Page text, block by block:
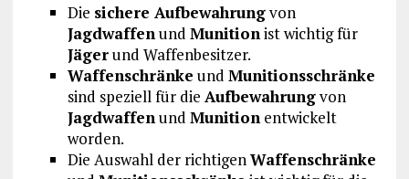
Die sichere Aufbewahrungvon
Jagdwaffenund Munitionist wichtig für
Jägerund Waffenbesitzer.
Waffenschränke und Munitionsschränke
sind speziell für die Aufbewahrungvon
Jagdwaffenund Munitionentwickelt
worden.
Die Auswahl der richtigenWaffenschränke